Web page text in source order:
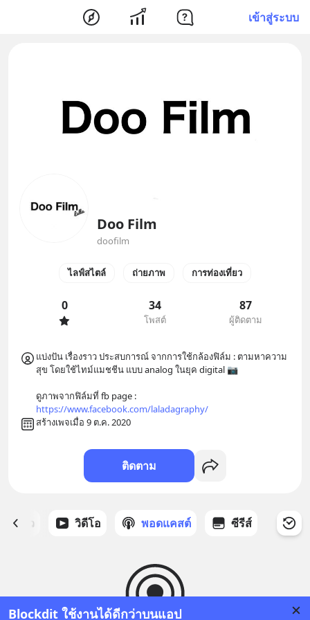
เข้าสู่ระบบ
Blockdit ใช้งานได้ดีกว่าบนแอป
Doo Film
doofilm
ไลฟ์สไตล์ ถ่ายภาพ การท่องเที่ยว
0 34
โพสต์
87
ผู้ติดตาม
แบ่งปัน เรื่องราว ประสบการณ์ จากการใช้กล้องฟิล์ม : ตามหาความ
สุข โดยใช้ไทม์แมชชีน แบบ analog ในยุค digital 📷
https://www.facebook.com/laladagraphy/
สร้างเพจเมื่อ 9 ต.ค. 2020
ติดตาม
ด้ดาว วิดีโอ พอดแคสต์ ซีรีส์